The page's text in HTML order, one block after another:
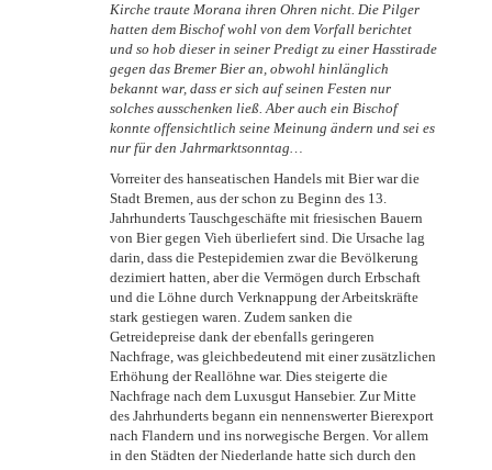
Kirche traute Morana ihren Ohren nicht. Die Pilger
hatten dem Bischof wohl von dem Vorfall berichtet
und so hob dieser in seiner Predigt zu einer Hasstirade
gegen das Bremer Bier an, obwohl hinlänglich
bekannt war, dass er sich auf seinen Festen nur
solches ausschenken ließ. Aber auch ein Bischof
konnte offensichtlich seine Meinung ändern und sei es
nur für den Jahrmarktsonntag…
Vorreiter des hanseatischen Handels mit Bier war die
Stadt Bremen, aus der schon zu Beginn des 13.
Jahrhunderts Tauschgeschäfte mit friesischen Bauern
von Bier gegen Vieh überliefert sind. Die Ursache lag
darin, dass die Pestepidemien zwar die Bevölkerung
dezimiert hatten, aber die Vermögen durch Erbschaft
und die Löhne durch Verknappung der Arbeitskräfte
stark gestiegen waren. Zudem sanken die
Getreidepreise dank der ebenfalls geringeren
Nachfrage, was gleichbedeutend mit einer zusätzlichen
Erhöhung der Reallöhne war. Dies steigerte die
Nachfrage nach dem Luxusgut Hansebier. Zur Mitte
des Jahrhunderts begann ein nennenswerter Bierexport
nach Flandern und ins norwegische Bergen. Vor allem
in den Städten der Niederlande hatte sich durch den